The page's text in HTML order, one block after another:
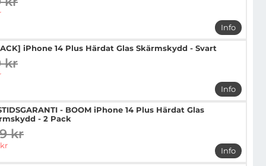
pris
Info
mer info
iPhone 14 Plus Härdat Glas Skärmskydd - Svart
pris
kr
Info
mer info
- BOOM iPhone 14 Plus Härdat Glas
- 2 Pack
pris
kr
Info
mer info